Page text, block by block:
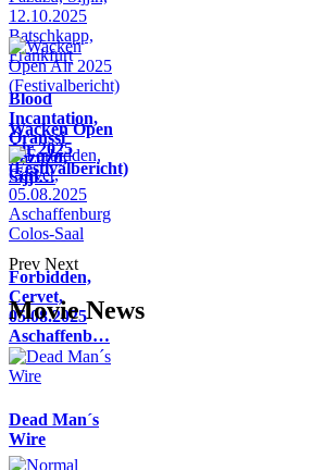
Blood
Incantation,
Oranssi
Pazuzu,
Sijji…
Wacken Open
Air 2025
(Festivalbericht)
Forbidden,
Cervet,
05.08.2025
Aschaffenb…
Prev Next
Movie News
Dead Man´s
Wire